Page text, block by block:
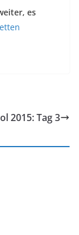
es
2015: Tag 3